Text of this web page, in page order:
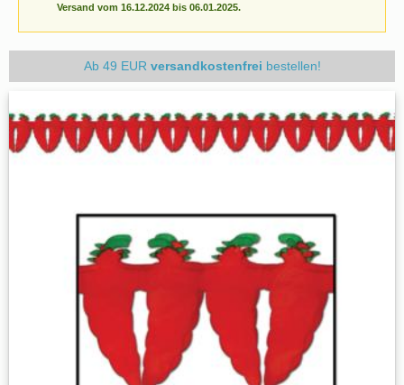
Versand vom 16.12.2024 bis 06.01.2025.
Ab 49 EUR versandkostenfrei bestellen!